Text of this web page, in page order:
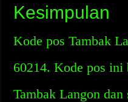
Kesimpulan
Kode pos Tambak
60214. Kode pos
Tambak Langon